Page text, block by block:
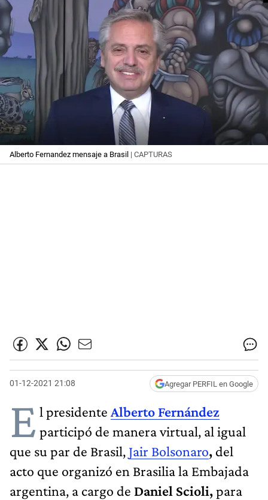
Alberto Fernandez mensaje a Brasil | CAPTURAS
01-12-2021 21:08 Agregar PERFIL en Google
E l presidente Alberto Fernández
participó de manera virtual, al igual
que su par de Brasil, Jair Bolsonaro, del
acto que organizó en Brasilia la Embajada
argentina, a cargo de Daniel Scioli,para